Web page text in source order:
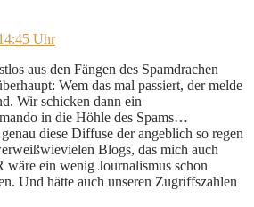
Uhr
aus den Fängen des Spamdrachen
Wem das mal passiert, der melde
Wir schicken dann ein
in die Höhle des Spams…
diese Diffuse der angeblich so regen
Blogs, das mich auch
wäre ein wenig Journalismus schon
Und hätte auch unseren Zugriffszahlen